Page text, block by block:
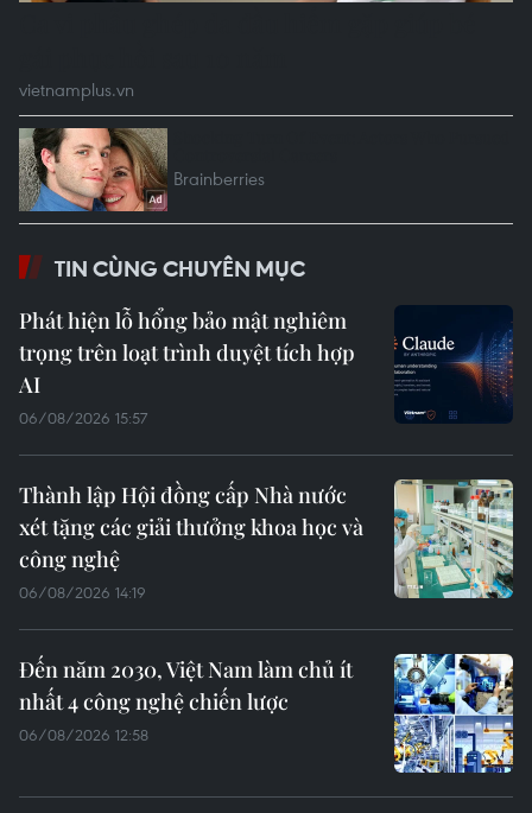
TIN CÙNG CHUYÊN MỤC
Phát hiện lỗ hổng bảo mật nghiêm
trọng trên loạt trình duyệt tích hợp
AI
06/08/2026 15:57
Thành lập Hội đồng cấp Nhà nước
xét tặng các giải thưởng khoa học và
công nghệ
06/08/2026 14:19
Đến năm 2030, Việt Nam làm chủ ít
nhất 4 công nghệ chiến lược
06/08/2026 12:58